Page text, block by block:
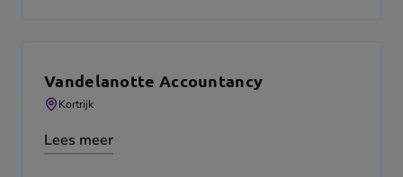
Vandelanotte Accountancy
Kortrijk
Lees meer